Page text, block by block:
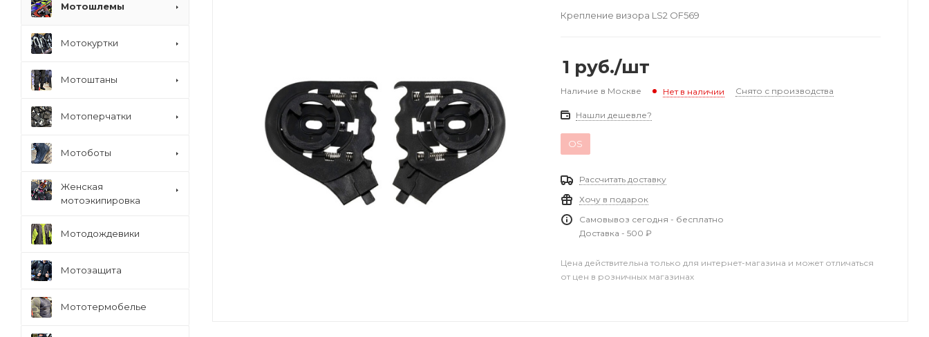
Крепление визора LS2 OF569
1 руб./шт
Наличие в Москве Нет в наличии Снято с производства
Нашли дешевле?
OS
Рассчитать доставку
Хочу в подарок
Самовывоз сегодня - бесплатно
Доставка - 500 ₽
Цена действительна только для интернет-магазина и может отличаться
от цен в розничных магазинах
Мотошлемы
Мотокуртки
Мотоштаны
Мотоперчатки
Мотоботы
Женская
мотоэкипировка
Мотодождевики
Мотозащита
Мототермобелье